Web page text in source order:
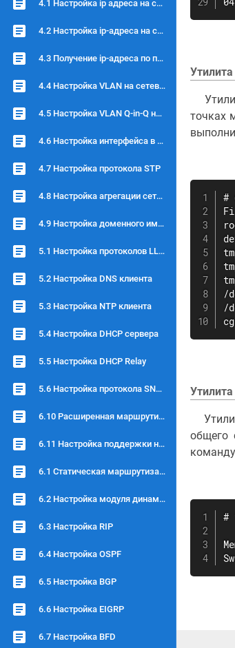
4.1 Настройка ip адреса на сетевом интерфейсе через web интерфейс
4.2 Настройка ip-адреса на сетевом интерфейсе через консоль
4.3 Получение ip-адреса по протоколу DHCP
4.4 Настройка VLAN на сетевом интерфейсе
4.5 Настройка VLAN Q-in-Q на сетевом интерфейсе
4.6 Настройка интерфейса в режиме Bridge
4.7 Настройка протокола STP
4.8 Настройка агрегации сетевых интерфейсов
4.9 Настройка доменного имени устройства
5.1 Настройка протоколов LLDP и CDP
5.2 Настройка DNS клиента
5.3 Настройка NTP клиента
5.4 Настройка DHCP сервера
5.5 Настройка DHCP Relay
5.6 Настройка протокола SNMP
6.10 Расширенная маршрутизация
6.11 Настройка поддержки нескольких провайдеров
6.1 Статическая маршрутизация
6.2 Настройка модуля динамической маршрутизации
6.3 Настройка RIP
6.4 Настройка OSPF
6.5 Настройка BGP
6.6 Настройка EIGRP
6.7 Настройка BFD
точках
#
/
/
общего
#